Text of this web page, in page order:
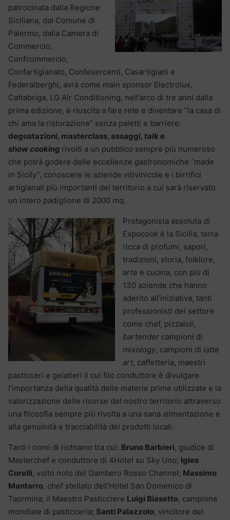
patrocinata dalla Regione
Siciliana, dal Comune di
Palermo, dalla Camera di
Commercio,
Confcommercio,
Confartigianato, Confesercenti, Casartigiani e
Federalberghi, avrà come main sponsor Electrolux,
Cattabriga, LG Air Conditioning, nell’arco di tre anni dalla
prima edizione, è riuscita a fare rete e diventare “la casa di
chi ama la ristorazione” senza paletti e barriere:
degustazioni, masterclass, assaggi, talk e
show cooking rivolti a un pubblico sempre più numeroso
che potrà godere delle eccellenze gastronomiche “made
in Sicily”, conoscere le aziende vitivinicole e i birrifici
artigianali più importanti del territorio a cui sarà riservato
un intero padiglione di 2000 mq.
Protagonista assoluta di
Expocook è la Sicilia, terra
ricca di profumi, sapori,
tradizioni, storia, folklore,
arte e cucina, con più di
130 aziende che hanno
aderito all’iniziativa, tanti
professionisti del settore
come chef, pizzaioli,
bartender campioni di
mixology, campioni di latte
art, caffetteria, maestri
pasticceri e gelatieri il cui filo conduttore è divulgare
l’importanza della qualità delle materie prime utilizzate e la
valorizzazione delle risorse del nostro territorio attraverso
una filosofia sempre più rivolta a una sana alimentazione e
alla genuinità e tracciabilità dei prodotti locali.
Tanti i nomi di richiamo tra cui: Bruno Barbieri, giudice di
Masterchef e conduttore di 4Hotel su Sky Uno; Igles
Corelli, volto noto del Gambero Rosso Channel; Massimo
Mantarro, chef stellato dell’Hotel San Domenico di
Taormina; il Maestro Pasticciere Luigi Biasetto, campione
mondiale di pasticceria; Santi Palazzolo, vincitore del